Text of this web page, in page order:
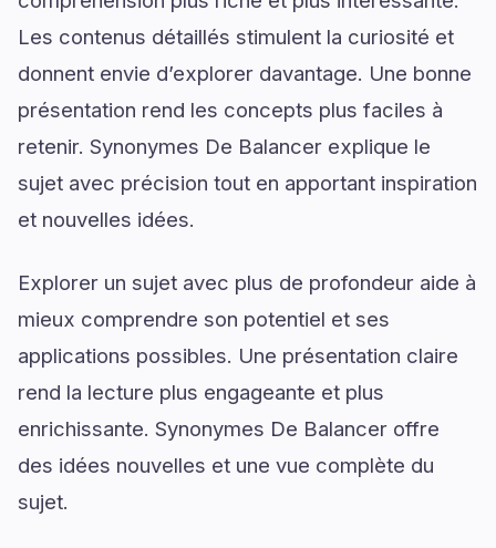
Les contenus détaillés stimulent la curiosité et
donnent envie d’explorer davantage. Une bonne
présentation rend les concepts plus faciles à
retenir. Synonymes De Balancer explique le
sujet avec précision tout en apportant inspiration
et nouvelles idées.
Explorer un sujet avec plus de profondeur aide à
mieux comprendre son potentiel et ses
applications possibles. Une présentation claire
rend la lecture plus engageante et plus
enrichissante. Synonymes De Balancer offre
des idées nouvelles et une vue complète du
sujet.